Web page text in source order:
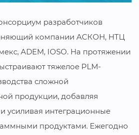
разработчиков
компании АСКОН, НТЦ
ADEM, IOSO. На протяжении
тяжелое PLM-
сложной
продукции, добавляя
усиливая интеграционные
продуктами. Ежегодно